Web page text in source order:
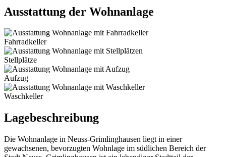
Ausstattung der Wohnanlage
Fahrradkeller
Stellplätze
Aufzug
Waschkeller
Lagebeschreibung
Die Wohnanlage in Neuss-Grimlinghausen liegt in einer
gewachsenen, bevorzugten Wohnlage im südlichen Bereich der